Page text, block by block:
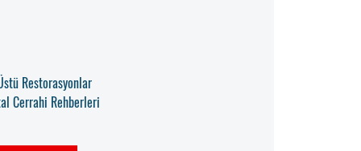
Restorasyonlar
Cerrahi Rehberleri